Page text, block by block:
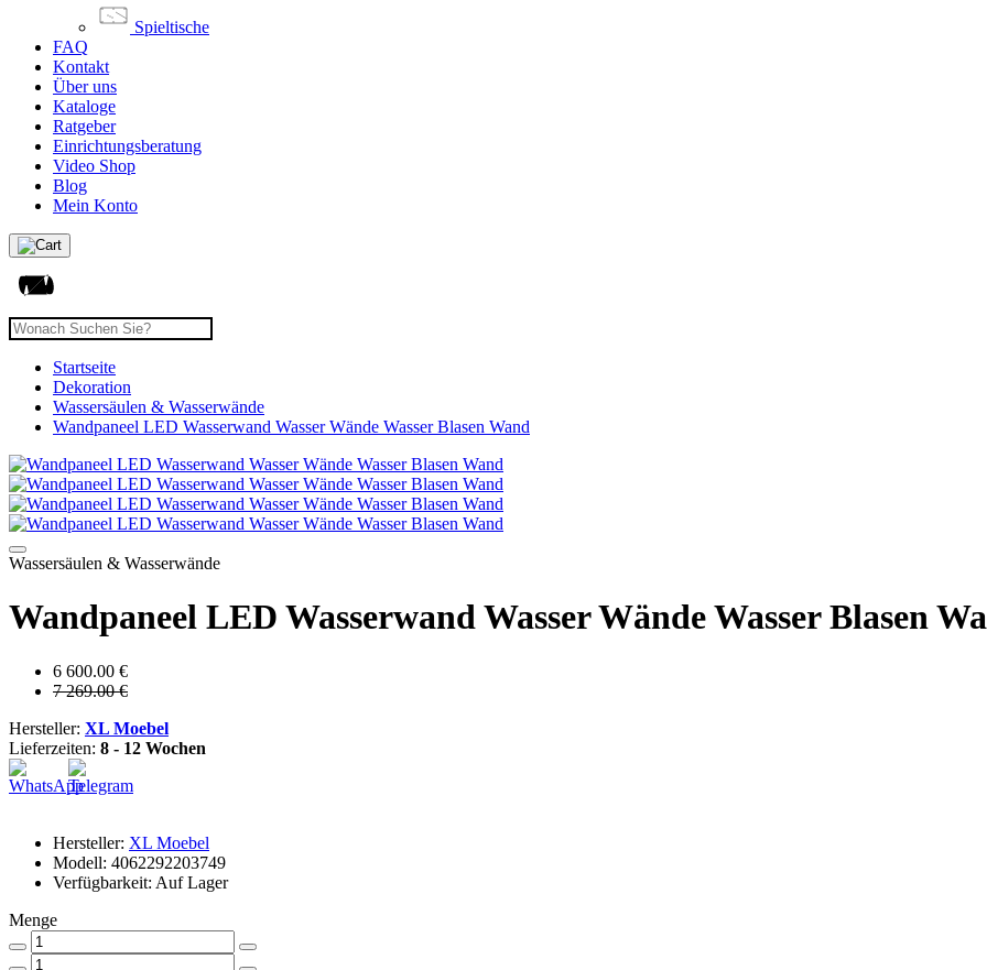
Spieltische
FAQ
Kontakt
Über uns
Kataloge
Ratgeber
Einrichtungsberatung
Video Shop
Blog
Mein Konto
Startseite
Dekoration
Wassersäulen & Wasserwände
Wandpaneel LED Wasserwand Wasser Wände Wasser Blasen Wand
Wassersäulen & Wasserwände
Wandpaneel LED Wasserwand Wasser Wände Wasser Blasen
6 600.00 €
7 269.00 €
Hersteller: XL Moebel
Lieferzeiten: 8 - 12 Wochen
Hersteller: XL Moebel
Modell: 4062292203749
Verfügbarkeit: Auf Lager
Menge